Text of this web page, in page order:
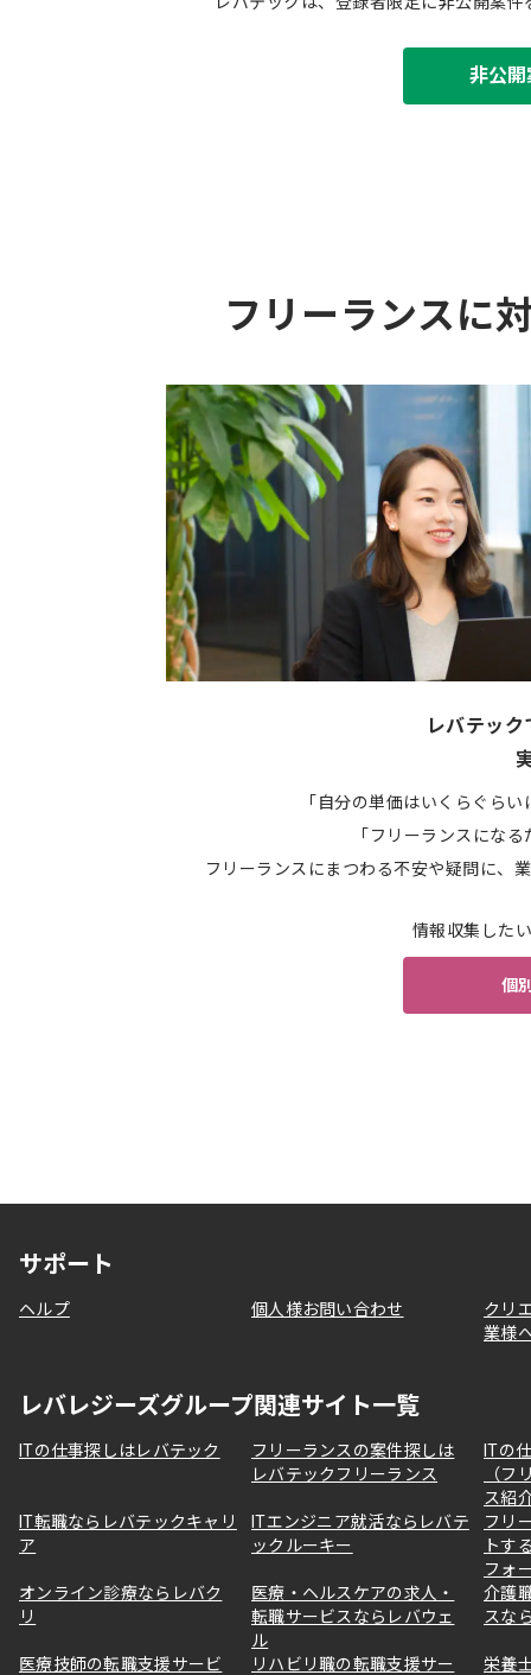
非公
フリーランスに
レバテッ
「自分の単価はいくらぐら
「フリーランスにな
フリーランスにまつわる不安や疑問に、
情報収集した
個
サポート
ヘルプ 個人様お問い合わせ
クリ
業様
レバレジーズグループ関連サイト一覧
ITの仕事探しはレバテック
フリーランスの案件探しは
レバテックフリーランス
ITの
（フ
ス紹
IT転職ならレバテックキャリ
ア
ITエンジニア就活ならレバテ
ックルーキー
フリ
トす
フォ
オンライン診療ならレバク
リ
医療・ヘルスケアの求人・
転職サービスならレバウェ
ル
介護
スな
医療技師の転職支援サービ
リハビリ職の転職支援サー
栄養